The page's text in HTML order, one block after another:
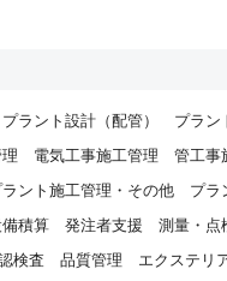
プラント設計（配管） プラン
電気工事施工管理 管工事
ント施工管理・その他
プラ
積算 発注者支援
測量・点
検査 品質管理 エクステリ